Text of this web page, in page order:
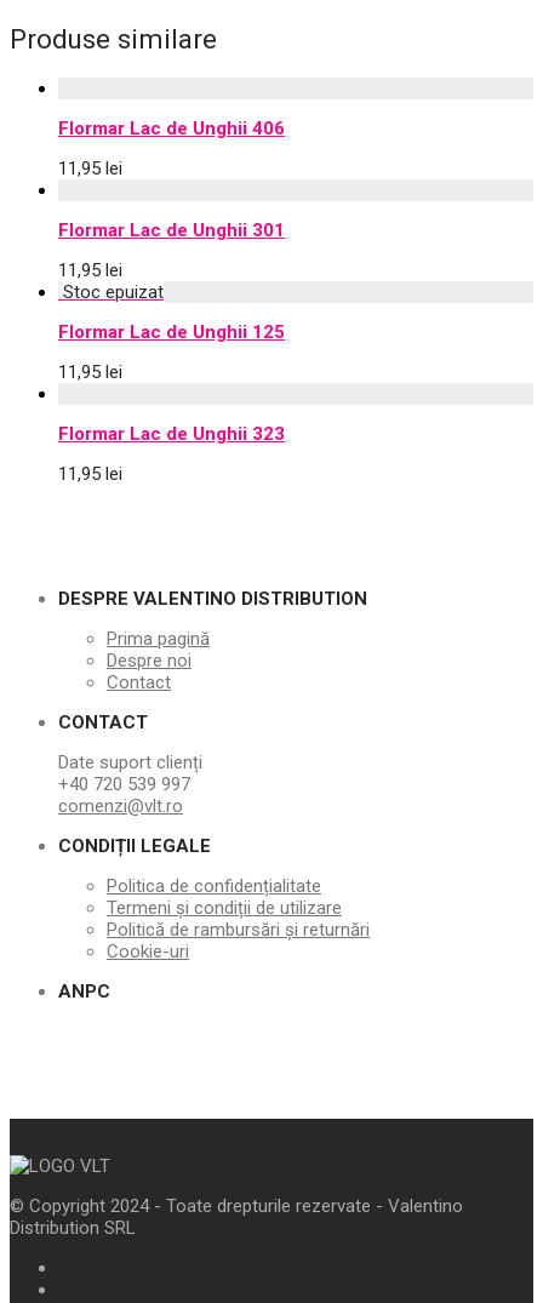
Produse similare
Flormar Lac de Unghii 406
11,95 lei
Flormar Lac de Unghii 301
11,95 lei
Flormar Lac de Unghii 125
11,95 lei
Flormar Lac de Unghii 323
11,95 lei
DESPRE VALENTINO DISTRIBUTION
Prima pagină
Despre noi
Contact
CONTACT
Date suport clienți
+40 720 539 997
comenzi@vlt.ro
CONDIȚII LEGALE
Politica de confidențialitate
Termeni și condiții de utilizare
Politică de rambursări și returnări
Cookie-uri
ANPC
© Copyright 2024 - Toate drepturile rezervate - Valentino
Distribution SRL